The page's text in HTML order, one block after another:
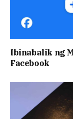
Ibinabalik ng
Facebook